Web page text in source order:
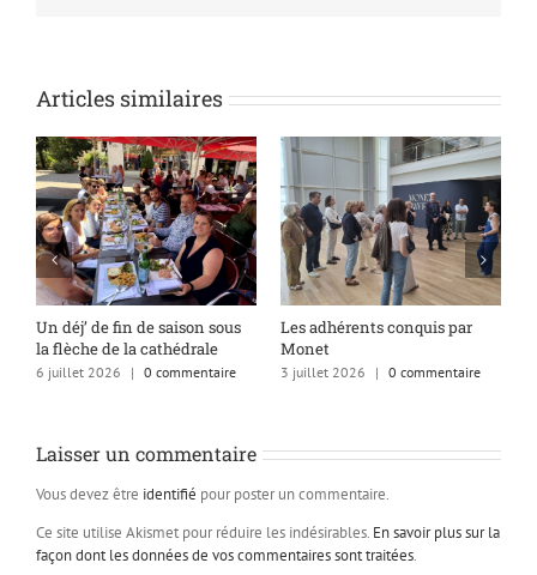
Articles similaires
Un déj’ de fin de saison sous
la flèche de la cathédrale
6 juillet 2026 | 0 commentaire
Les adhérents conquis par
Monet
3 juillet 2026 | 0 commentaire
Laisser un commentaire
Vous devez être identifié pour poster un commentaire.
Ce site utilise Akismet pour réduire les indésirables. En savoir plus sur la
façon dont les données de vos commentaires sont traitées.